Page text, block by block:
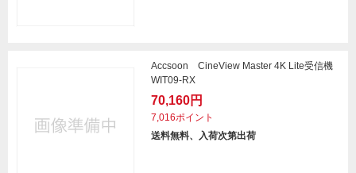
Accsoon CineView Master 4K Lite受信機
WIT09-RX
70,160円
7,016ポイント
送料無料、入荷次第出荷